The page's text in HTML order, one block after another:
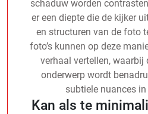
schaduw worden
er een diepte die de kijker
en structuren van de foto
foto’s kunnen op deze
verhaal vertellen, waarbij
onderwerp wordt
subtiele nuances
Kan als te